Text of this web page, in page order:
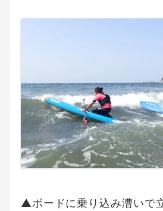
▲ボードに乗り込み漕いで